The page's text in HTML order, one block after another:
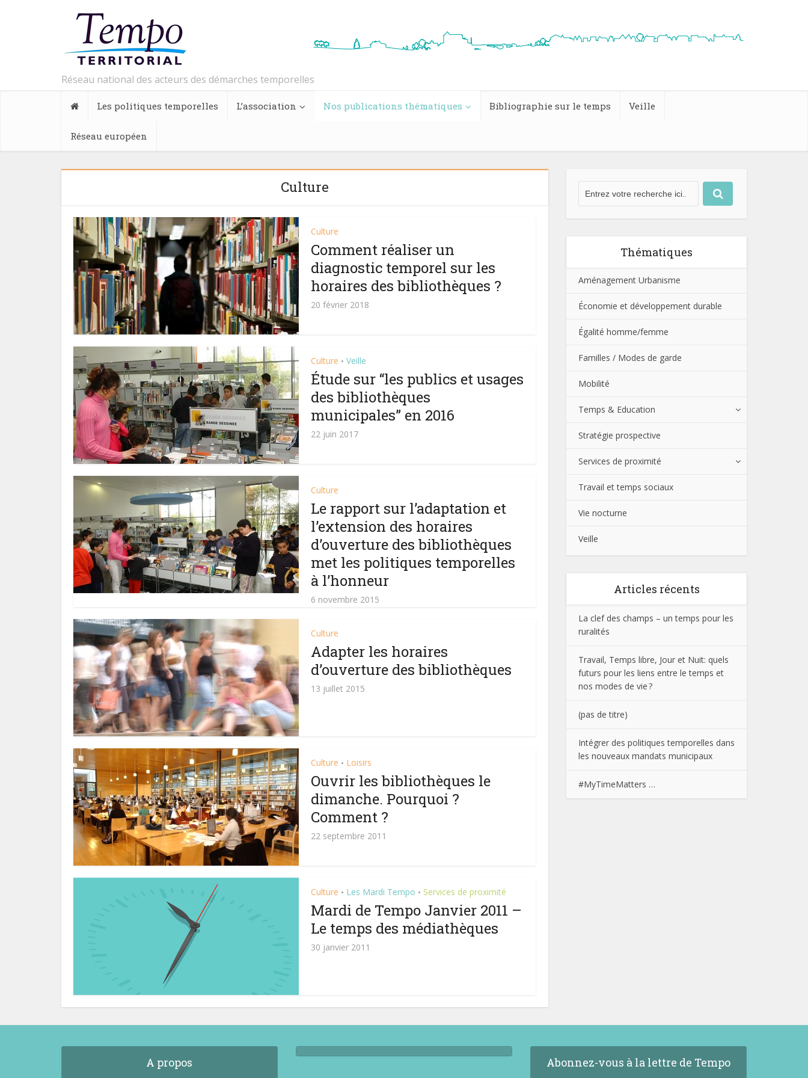
Réseau national des acteurs des démarches temporelles
Les politiques temporelles L’association Nos publications thématiques Bibliographie sur le temps Veille
Réseau européen
Culture
Culture
Comment réaliser un
diagnostic temporel sur les
horaires des bibliothèques ?
20 février 2018
Culture • Veille
Étude sur “les publics et usages
des bibliothèques
municipales” en 2016
22 juin 2017
Culture
Le rapport sur l’adaptation et
l’extension des horaires
d’ouverture des bibliothèques
met les politiques temporelles
à l’honneur
6 novembre 2015
Culture
Adapter les horaires
d’ouverture des bibliothèques
13 juillet 2015
Culture • Loisirs
Ouvrir les bibliothèques le
dimanche. Pourquoi ?
Comment ?
22 septembre 2011
Culture • Les Mardi Tempo • Services de proximité
Mardi de Tempo Janvier 2011 –
Le temps des médiathèques
30 janvier 2011
Thématiques
Aménagement Urbanisme
Économie et développement durable
Égalité homme/femme
Familles / Modes de garde
Mobilité
Temps & Education
Stratégie prospective
Services de proximité
Travail et temps sociaux
Vie nocturne
Veille
Articles récents
La clef des champs – un temps pour les
ruralités
Travail, Temps libre, Jour et Nuit: quels
futurs pour les liens entre le temps et
nos modes de vie ?
(pas de titre)
Intégrer des politiques temporelles dans
les nouveaux mandats municipaux
#MyTimeMatters …
A propos Abonnez-vous à la lettre de Tempo